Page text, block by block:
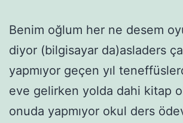
Benim oğlum her ne desem
diyor (bilgisayar da)asladers
yapmıyor geçen yıl
eve gelirken yolda dahi kitap
onuda yapmıyor okul ders